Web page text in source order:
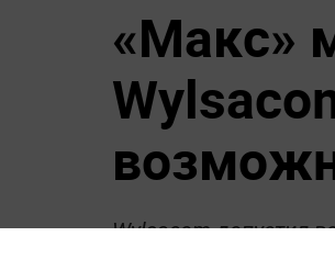
«Макс»
Wylsacom допустил